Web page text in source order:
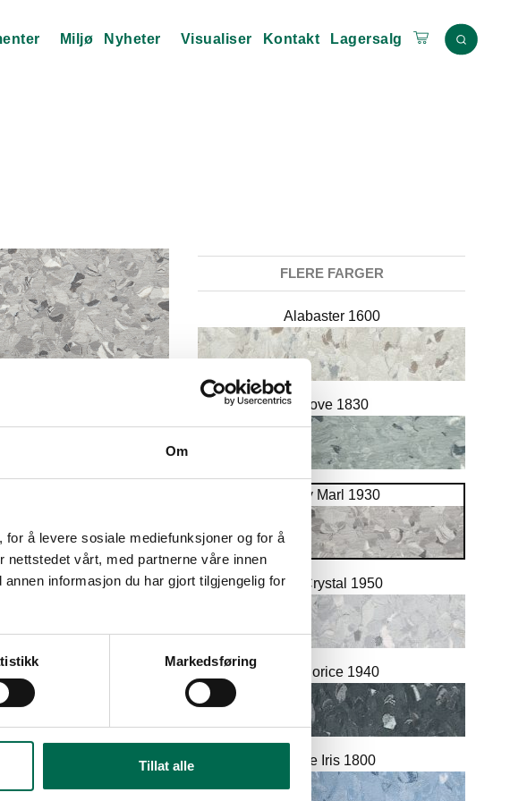
Om
å levere sosiale mediefunksjoner og for å
vårt, med partnerne våre innen
informasjon du har gjort tilgjengelig for
Markedsføring
Tillat alle
Miljø Nyheter Visualiser Kontakt Lagersalg
legg i kurv
FLERE FARGER
Alabaster 1600
Clove 1830
Grey Marl 1930
Ice Crystal 1950
Liquorice 1940
Pale Iris 1800